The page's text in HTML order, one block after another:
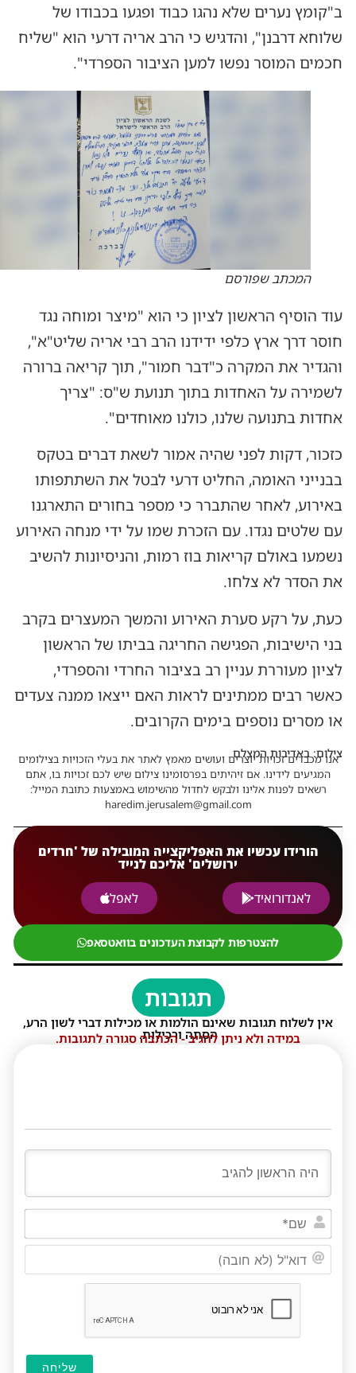
ב"קומץ נערים שלא נהגו כבוד ופגעו בכבודו של
שלוחא דרבנן", והדגיש כי הרב אריה דרעי הוא "שליח
חכמים המוסר נפשו למען הציבור הספרדי".
המכתב שפורסם
עוד הוסיף הראשון לציון כי הוא "מיצר ומוחה נגד
חוסר דרך ארץ כלפי ידידנו הרב רבי אריה שליט"א",
והגדיר את המקרה כ"דבר חמור", תוך קריאה ברורה
לשמירה על האחדות בתוך תנועת ש"ס: "צריך
אחדות בתנועה שלנו, כולנו מאוחדים".
כזכור, דקות לפני שהיה אמור לשאת דברים בטקס
בבנייני האומה, החליט דרעי לבטל את השתתפותו
באירוע, לאחר שהתברר כי מספר בחורים התארגנו
עם שלטים נגדו. עם הזכרת שמו על ידי מנחה האירוע
נשמעו באולם קריאות בוז רמות, והניסיונות להשיב
את הסדר לא צלחו.
כעת, על רקע סערת האירוע והמשך המעצרים בקרב
בני הישיבות, הפגישה החריגה בביתו של הראשון
לציון מעוררת עניין רב בציבור החרדי והספרדי,
כאשר רבים ממתינים לראות האם ייצאו ממנה צעדים
או מסרים נוספים בימים הקרובים.
צילום: באדיבות המצלם
אנו מכבדים זכויות יוצרים ועושים מאמץ לאתר את בעלי הזכויות בצילומים
המגיעים לידינו. אם זיהיתים בפרסומינו צילום שיש לכם זכויות בו, אתם
רשאים לפנות אלינו ולבקש לחדול מהשימוש באמצעות כתובת המייל:
haredim.jerusalem@gmail.com
הורידו עכשיו את האפליקצייה המובילה של 'חרדים
ירושלים' אליכם לנייד
לאנדורואיד
לאפל
להצטרפות לקבוצת העדכונים בוואטסאפ
תגובות
אין לשלוח תגובות שאינם הולמות או מכילות דברי לשון הרע,
הסתה ורכילות.
במידה ולא ניתן להגיב - הכתבה סגורה לתגובות.
שם*